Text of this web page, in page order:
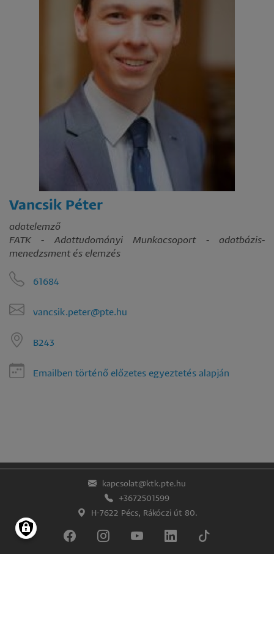
Vancsik Péter
adatelemző
FATK - Adattudományi Munkacsoport - adatbázis-
menedzsment és elemzés
61684
vancsik.peter@pte.hu
B243
Emailben történő előzetes egyeztetés alapján
kapcsolat@ktk.pte.hu
+3672501599
H-7622 Pécs, Rákóczi út 80.